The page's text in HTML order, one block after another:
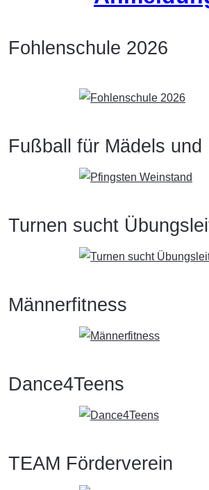
Fohlenschule 2026
Fußball für Mädels und
Turnen sucht
Männerfitness
Dance4Teens
TEAM Förderverein